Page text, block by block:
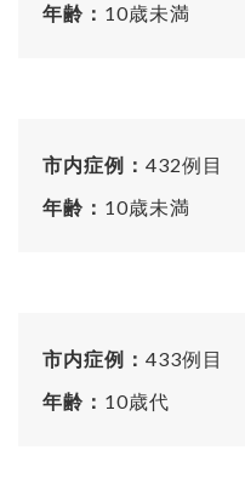
年齢： 10歳未満
市内症例： 432例目
年齢： 10歳未満
市内症例： 433例目
年齢： 10歳代